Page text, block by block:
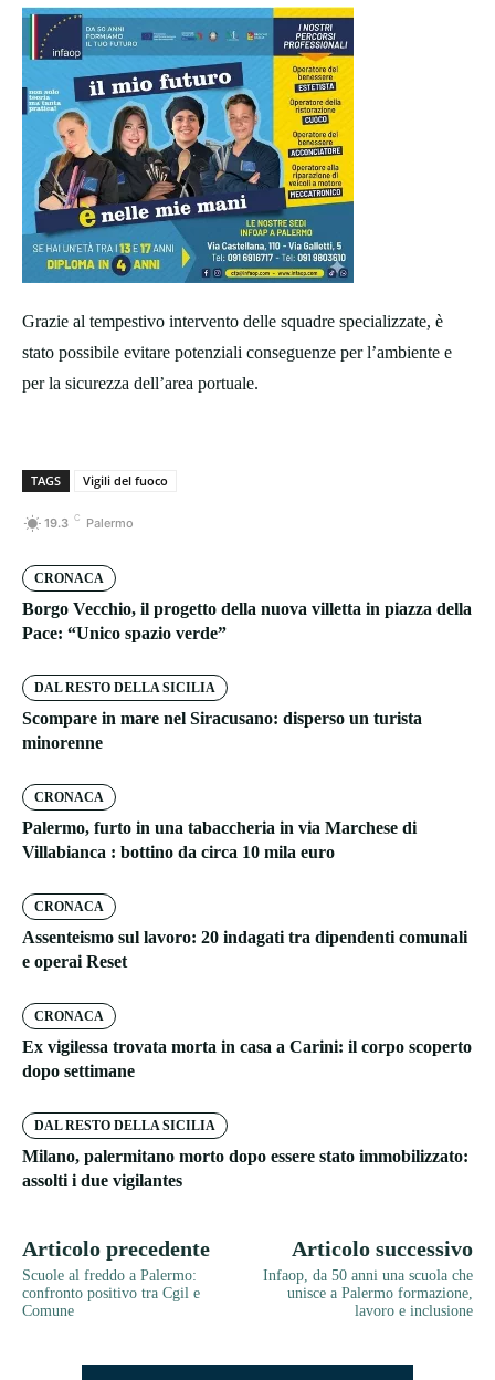
Grazie al tempestivo intervento delle squadre specializzate, è
stato possibile evitare potenziali conseguenze per l’ambiente e
per la sicurezza dell’area portuale.
TAGS Vigili del fuoco
19.3 C Palermo
CRONACA
Borgo Vecchio, il progetto della nuova villetta in piazza della
Pace: “Unico spazio verde”
DAL RESTO DELLA SICILIA
Scompare in mare nel Siracusano: disperso un turista
minorenne
CRONACA
Palermo, furto in una tabaccheria in via Marchese di
Villabianca : bottino da circa 10 mila euro
CRONACA
Assenteismo sul lavoro: 20 indagati tra dipendenti comunali
e operai Reset
CRONACA
Ex vigilessa trovata morta in casa a Carini: il corpo scoperto
dopo settimane
DAL RESTO DELLA SICILIA
Milano, palermitano morto dopo essere stato immobilizzato:
assolti i due vigilantes
Articolo precedente
Scuole al freddo a Palermo:
confronto positivo tra Cgil e
Comune
Articolo successivo
Infaop, da 50 anni una scuola che
unisce a Palermo formazione,
lavoro e inclusione